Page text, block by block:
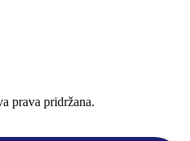
prava pridržana.